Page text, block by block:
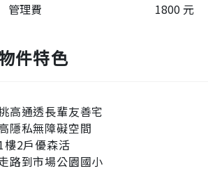
管理費
1800 元
件特色
高通透長輩友善宅
隱私無障礙空間
樓2戶優森活
路到市場公園國小